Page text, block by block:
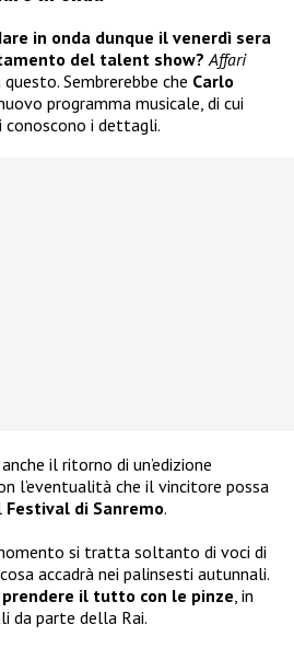
in onda dunque il venerdì sera
del talent show? Affari
Sembrerebbe che Carlo
programma musicale, di cui
i dettagli.
il ritorno di un’edizione
l’eventualità che il vincitore possa
Festival di Sanremo.
si tratta soltanto di voci di
accadrà nei palinsesti autunnali.
il tutto con le pinze , in
da parte della Rai.